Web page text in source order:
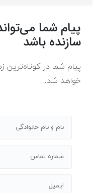
پیام شما
سازنده باشد
پیام شما در
خواهد شد.